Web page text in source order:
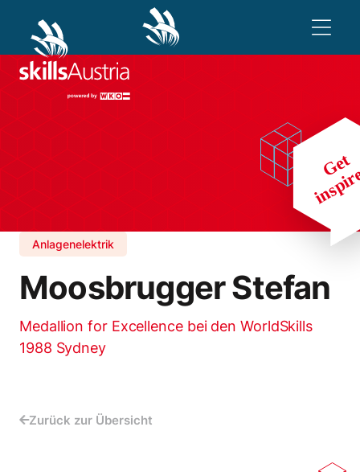
Anlagenelektrik
Moosbrugger Stefan
Medallion for Excellence bei den WorldSkills
1988 Sydney
Zurück zur Übersicht